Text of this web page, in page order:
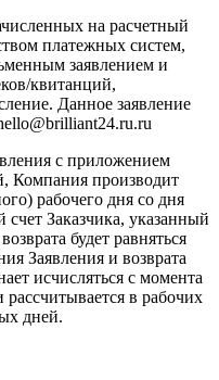
на расчетный
платежных систем,
заявлением и
квитанций,
Данное заявление
с приложением
Компания производит
рабочего дня со дня
Заказчика, указанный
будет равняться
Заявления и возврата
исчисляться с момента
в рабочих
дней.